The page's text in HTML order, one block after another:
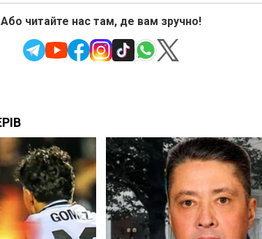
Або читайте нас там, де вам зручно!